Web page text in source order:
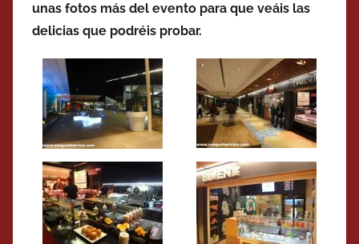
unas fotos más del evento para que veáis las
delicias que podréis probar.